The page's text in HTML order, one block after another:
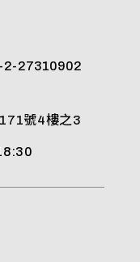
2-27310902
號4樓之3